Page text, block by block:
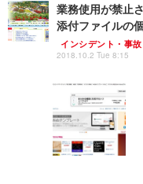
業務使用が禁止
添付ファイルの
インシデント・事故
2018.10.2 Tue 8:15